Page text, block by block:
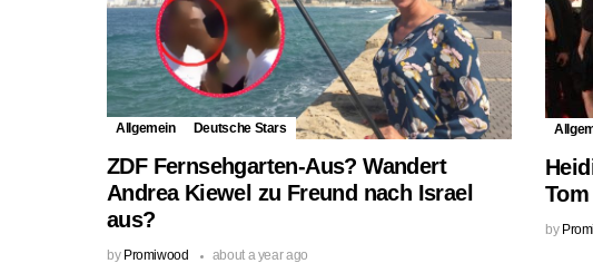
Allgemein Deutsche Stars
ZDF Fernsehgarten-Aus? Wandert
Andrea Kiewel zu Freund nach Israel
aus?
by Promiwood about a year ago
by